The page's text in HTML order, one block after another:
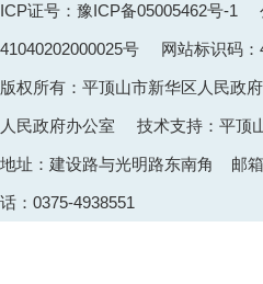
ICP证号：豫ICP备05005462号-1
41040202000025号 网站标识码：
版权所有：平顶山市新华区人民
人民政府办公室 技术支持：平顶
地址：建设路与光明路东南角 邮
话：0375-4938551